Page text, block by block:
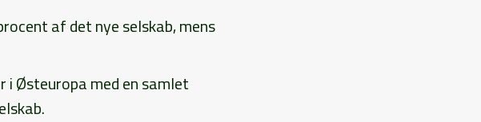
af det nye selskab, mens
Østeuropa med en samlet